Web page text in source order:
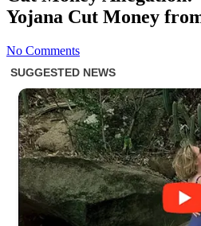
Yojana Cut Money
No Comments